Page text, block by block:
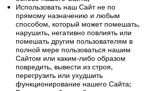
Использовать наш Сайт не по
прямому назначению и любым
способом, который может помешать,
нарушить, негативно повлиять или
помешать другим пользователям в
полной мере пользоваться нашим
Сайтом или каким-либо образом
повредить, вывести из строя,
перегрузить или ухудшить
функционирование нашего Сайта;